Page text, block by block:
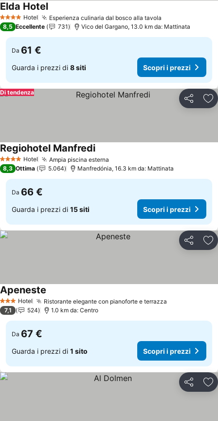
4 Stelle Hotel Esperienza culinaria dal bosco alla tavola
Elda HotelScopri i prezzi
8,5 Eccellente 731 Vico del Gargano, 13.0 km da: Mattinata
Da 61 €
Guarda i prezzi di 8 siti Scopri i prezzi
Condividi
Di tendenza
4 Stelle Hotel Ampia piscina esterna
Regiohotel ManfrediScopri i prezzi
8,3 Ottima 5.064 Manfredónia, 16.3 km da: Mattinata
Da 66 €
Guarda i prezzi di 15 siti Scopri i prezzi
Condividi
3 StelleHotel Ristorante elegante con pianoforte e terrazza
Apeneste
7,1 524 1.0 km da: Centro
Da 67 €
Guarda i prezzi di 1 sito Scopri i prezzi
Condividi